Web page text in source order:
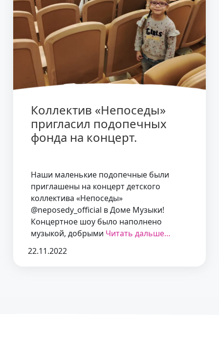
Коллектив «Непоседы»
пригласил подопечных
фонда на концерт.
Наши маленькие подопечные были
приглашены на концерт детского
коллектива «Непоседы»
@neposedy_official в Доме Музыки!
Концертное шоу было наполнено
музыкой, добрыми Читать дальше…
22.11.2022